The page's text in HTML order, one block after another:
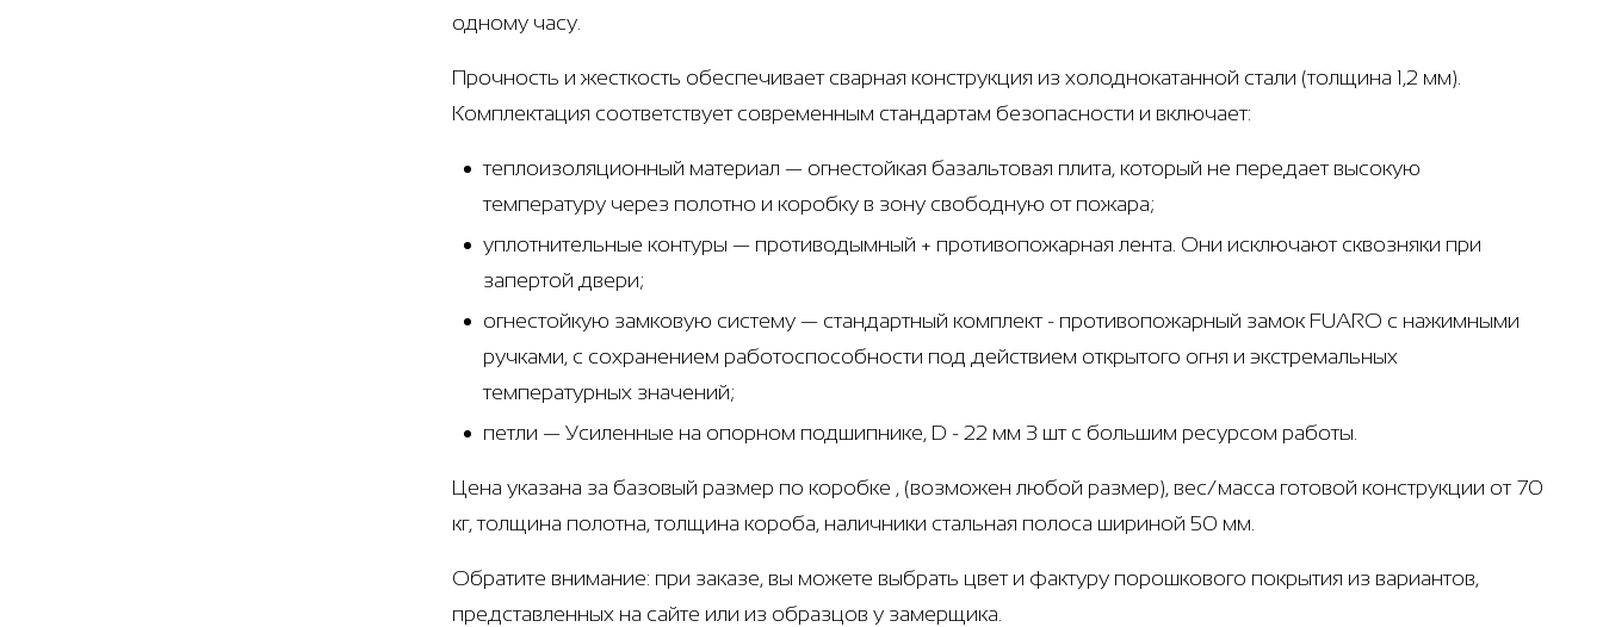
одному часу.
Прочность и жесткость обеспечивает сварная конструкция из холоднокатанной стали (толщина 1,2 мм).
Комплектация соответствует современным стандартам безопасности и включает:
теплоизоляционный материал — огнестойкая базальтовая плита, который не передает высокую
температуру через полотно и коробку в зону свободную от пожара;
уплотнительные контуры — противодымный + противопожарная лента. Они исключают сквозняки при
запертой двери;
огнестойкую замковую систему — стандартный комплект - противопожарный замок FUARO с нажимными
ручками, с сохранением работоспособности под действием открытого огня и экстремальных
температурных значений;
петли — Усиленные на опорном подшипнике, D - 22 мм 3 шт с большим ресурсом работы.
Цена указана за базовый размер по коробке , (возможен любой размер), вес/масса готовой конструкции от 70
кг, толщина полотна, толщина короба, наличники стальная полоса шириной 50 мм.
Обратите внимание: при заказе, вы можете выбрать цвет и фактуру порошкового покрытия из вариантов,
представленных на сайте или из образцов у замерщика.